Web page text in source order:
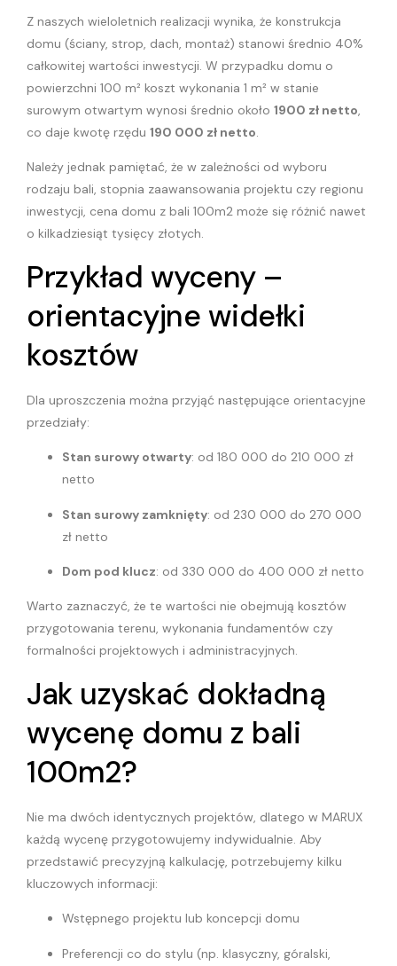
Z naszych wieloletnich realizacji wynika, że konstrukcja
domu (ściany, strop, dach, montaż) stanowi średnio 40%
całkowitej wartości inwestycji. W przypadku domu o
powierzchni 100 m² koszt wykonania 1 m² w stanie
surowym otwartym wynosi średnio około 1900 zł netto,
co daje kwotę rzędu 190 000 zł netto.
Należy jednak pamiętać, że w zależności od wyboru
rodzaju bali, stopnia zaawansowania projektu czy regionu
inwestycji, cena domu z bali 100m2 może się różnić nawet
o kilkadziesiąt tysięcy złotych.
Przykład wyceny –
orientacyjne widełki
kosztów
Dla uproszczenia można przyjąć następujące orientacyjne
przedziały:
Stan surowy otwarty: od 180 000 do 210 000 zł
netto
Stan surowy zamknięty: od 230 000 do 270 000
zł netto
Dom pod klucz: od 330 000 do 400 000 zł netto
Warto zaznaczyć, że te wartości nie obejmują kosztów
przygotowania terenu, wykonania fundamentów czy
formalności projektowych i administracyjnych.
Jak uzyskać dokładną
wycenę domu z bali
100m2?
Nie ma dwóch identycznych projektów, dlatego w MARUX
każdą wycenę przygotowujemy indywidualnie. Aby
przedstawić precyzyjną kalkulację, potrzebujemy kilku
kluczowych informacji:
Wstępnego projektu lub koncepcji domu
Preferencji co do stylu (np. klasyczny, góralski,